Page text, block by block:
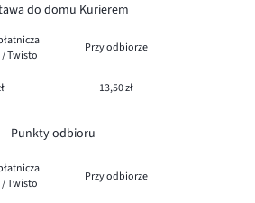
do domu Kurierem
/ Twisto
Przy odbiorze
13,50 zł
Punkty odbioru
/ Twisto
Przy odbiorze